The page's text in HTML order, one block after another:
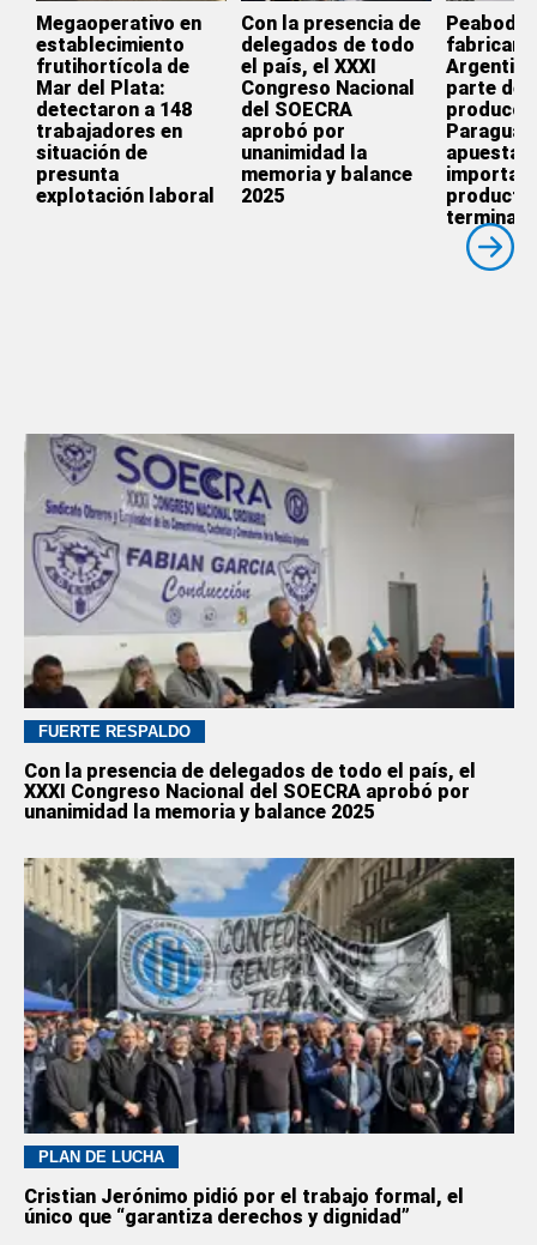
Megaoperativo en
establecimiento
frutihortícola de
Mar del Plata:
detectaron a 148
trabajadores en
situación de
presunta
explotación laboral
Con la presencia de
delegados de todo
el país, el XXXI
Congreso Nacional
del SOECRA
aprobó por
unanimidad la
memoria y balance
2025
Peabody
fabricar
parte de
apuesta
importar
FUERTE RESPALDO
Con la presencia de delegados de todo el país, el
XXXI Congreso Nacional del SOECRA aprobó por
unanimidad la memoria y balance 2025
PLAN DE LUCHA
Cristian Jerónimo pidió por el trabajo formal, el
único que “garantiza derechos y dignidad”